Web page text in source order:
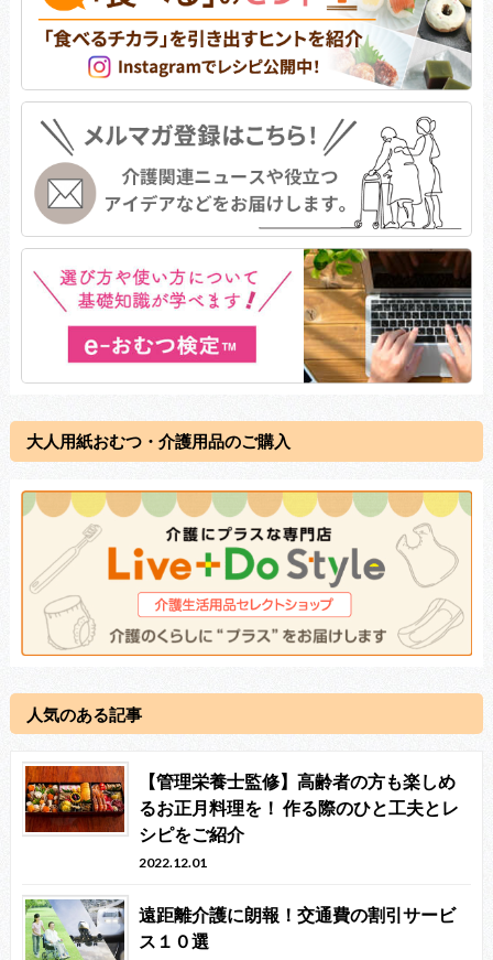
大人用紙おむつ・介護用品のご購入
人気のある記事
【管理栄養士監修】高齢者の方も楽しめ
るお正月料理を！ 作る際のひと工夫とレ
シピをご紹介
2022.12.01
遠距離介護に朗報！交通費の割引サービ
ス１０選